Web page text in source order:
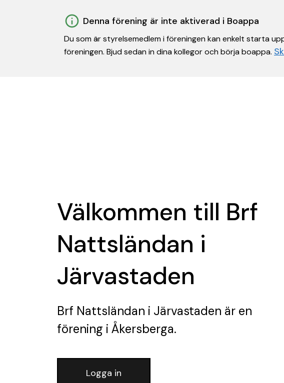
Denna förening är inte aktiverad i Boappa
Du som är styrelsemedlem i föreningen kan enkelt starta
föreningen. Bjud sedan in dina kollegor och börja boappa.
Välkommen till Brf
Nattsländan i
Järvastaden
Brf Nattsländan i Järvastaden är en
förening i Åkersberga.
Logga in